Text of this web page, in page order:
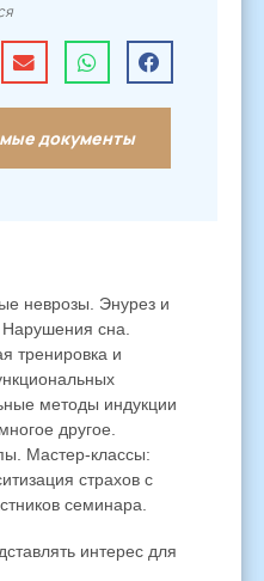
документы
неврозы. Энурез и
сна.
тренировка и
методы индукции
другое.
Мастер-классы:
страхов с
семинара.
интерес для